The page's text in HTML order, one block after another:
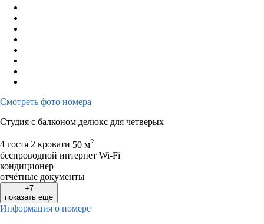
Смотреть фото номера
Студия с балконом делюкс для четверых
4 гостя 2 кровати 50 м2
беспроводной интернет Wi-Fi
кондиционер
отчётные документы
+7
показать ещё
Информация о номере